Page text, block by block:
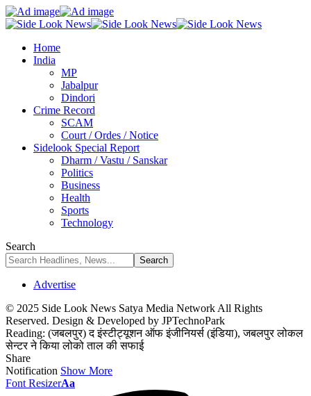
Home
India
MP
Jabalpur
Dindori
Crime Record
SCAM
Court / Ordes / Notice
Sidelook Special Report
Dharm / Vastu / Sanskar
Politics
Business
Health
Sports
Technology
Search
Advertise
© 2025 Side Look News Satya Media Network All Rights
Reserved. Design & Developed by JPTechnoPark
Reading: (जबलपुर) द इंस्टीट्यूशन ऑफ इंजीनियर्स (इंडिया), जबलपुर लोकल
सेन्टर ने किया लोको ताल की सफाई
Share
Notification Show More
Font ResizerAa